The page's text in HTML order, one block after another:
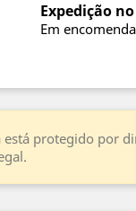
Expedição
Em
protegido por